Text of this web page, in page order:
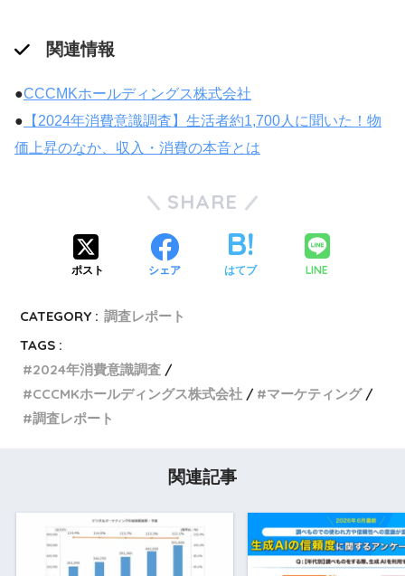
関連情報
●CCCMKホールディングス株式会社
● 【2024年消費意識調査】生活者約1,700人に聞いた！物
価上昇のなか、収入・消費の本音とは
SHARE
ポスト シェア はてブ LINE
CATEGORY : 調査レポート
TAGS :
2024年消費意識調査
CCCMKホールディングス株式会社
マーケティング
調査レポート
関連記事